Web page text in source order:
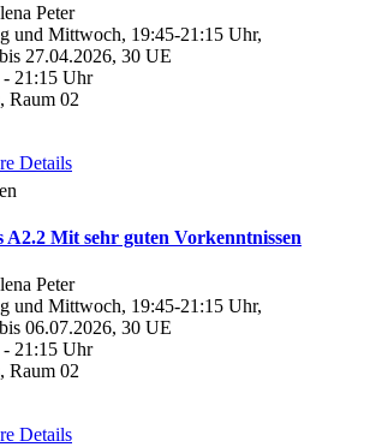
Peter
und Mittwoch, 19:45-21:15 Uhr,
27.04.2026, 30 UE
- 21:15 Uhr
Raum 02
Details
A2.2 Mit sehr guten Vorkenntnissen
Peter
und Mittwoch, 19:45-21:15 Uhr,
06.07.2026, 30 UE
- 21:15 Uhr
Raum 02
Details